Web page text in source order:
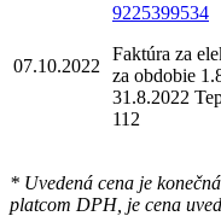
07.10.2022
9225399534
Faktúra za
za obdobie
31.8.2022
112
* Uvedená cena je
platcom DPH, je cena